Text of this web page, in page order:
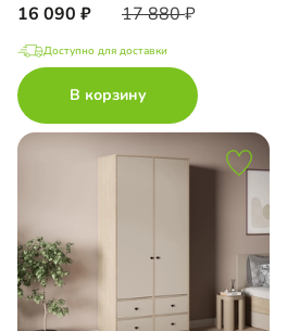
16 090 17 880
Доступно для доставки
В корзину